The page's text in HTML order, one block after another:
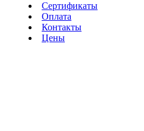
Сертификаты
Оплата
Контакты
Цены